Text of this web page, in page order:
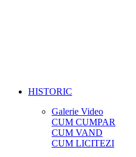
HISTORIC
Galerie Video
CUM CUMPAR
CUM VAND
CUM LICITEZI